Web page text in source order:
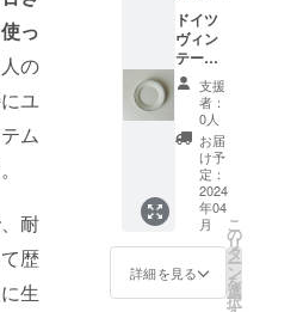
っ
の
ユ
ム
耐
歴
生
.base.s
hop
め異な
るデザ
インの
ものを2
種類ご
希望の
場合は
備考欄
にご記
載をお
願いし
ます。
＊お写
考で
す。銘
(ローゼ
ンター
ル),
Villeroy
& Boch
(ビレロ
イ ボッ
ホ), バ
バリア
食器
(Hutsch
enreuth
ンロイ
ター）
ラーな
らぬ、
マイ
ジョッ
キとし
て、自
分だけ
の特別
感を感
じられ
ます！
＊お写
考で
す。銘
はいか
がで
しょ
う？ こ
ちらの
返礼品
は欧州
ヴィン
テージ
品のみ
を取り
扱い、
かつ歴
史のあ
そうが
欠かせ
ませ
ん。
ヴィン
テージ
食器は
同じデ
ザイン
でも作
られた
年代や
使用感
によっ
ドイツ
ヴィン
テージ
デザー
ト皿 17-
20cm
(ブラン
ド) 4
枚
11380
(10400
円 + 送
料) 相当
ドイツ
支援
者：
0人
お届
け予
定：
2024
年04
月
詳細を見る
こ
の
リ
タ
ー
ン
を
選
択